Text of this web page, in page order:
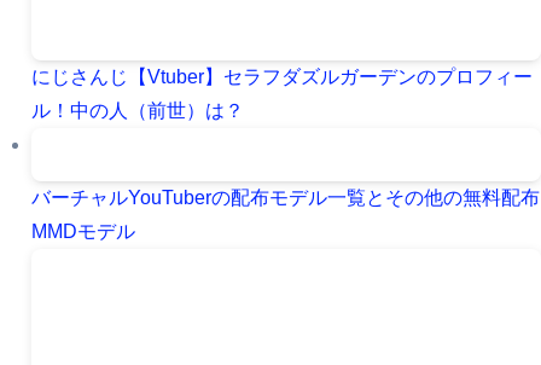
にじさんじ【Vtuber】セラフダズルガーデンのプロフィー
ル！中の人（前世）は？
バーチャルYouTuberの配布モデル一覧とその他の無料配布
MMDモデル